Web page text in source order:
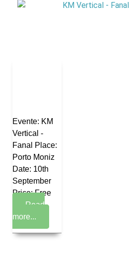
Evente: KM
Vertical -
Fanal Place:
Porto Moniz
Date: 10th
September
Price: Free
Read
more...